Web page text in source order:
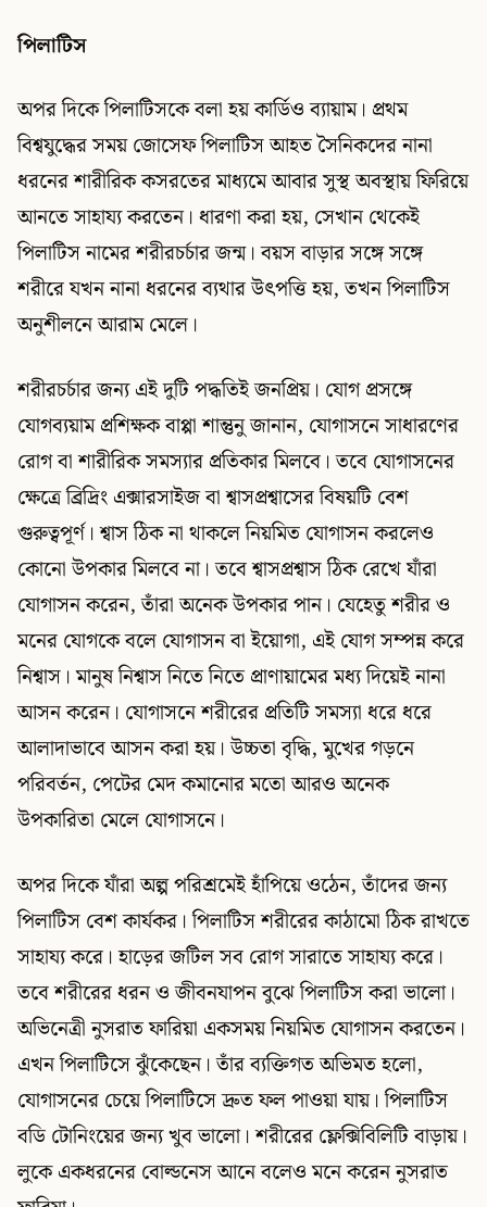
পিলাটিস
অপর দিকে পিলাটিসকে বলা হয় কার্ডিও ব্যায়াম। প্রথম
বিশ্বযুদ্ধের সময় জোসেফ পিলাটিস আহত সৈনিকদের নানা
ধরনের শারীরিক কসরতের মাধ্যমে আবার সুস্থ অবস্থায় ফিরিয়ে
আনতে সাহায্য করতেন। ধারণা করা হয়, সেখান থেকেই
পিলাটিস নামের শরীরচর্চার জন্ম। বয়স বাড়ার সঙ্গে সঙ্গে
শরীরে যখন নানা ধরনের ব্যথার উৎপত্তি হয়, তখন পিলাটিস
অনুশীলনে আরাম মেলে।
শরীরচর্চার জন্য এই দুটি পদ্ধতিই জনপ্রিয়। যোগ প্রসঙ্গে
যোগব্যয়াম প্রশিক্ষক বাপ্পা শান্তুনু জানান, যোগাসনে সাধারণের
রোগ বা শারীরিক সমস্যার প্রতিকার মিলবে। তবে যোগাসনের
ক্ষেত্রে ব্রিদ্রিং এক্সারসাইজ বা শ্বাসপ্রশ্বাসের বিষয়টি বেশ
গুরুত্বপূর্ণ। শ্বাস ঠিক না থাকলে নিয়মিত যোগাসন করলেও
কোনো উপকার মিলবে না। তবে শ্বাসপ্রশ্বাস ঠিক রেখে যাঁরা
যোগাসন করেন, তাঁরা অনেক উপকার পান। যেহেতু শরীর ও
মনের যোগকে বলে যোগাসন বা ইয়োগা, এই যোগ সম্পন্ন করে
নিশ্বাস। মানুষ নিশ্বাস নিতে নিতে প্রাণায়ামের মধ্য দিয়েই নানা
আসন করেন। যোগাসনে শরীরের প্রতিটি সমস্যা ধরে ধরে
আলাদাভাবে আসন করা হয়। উচ্চতা বৃদ্ধি, মুখের গড়নে
পরিবর্তন, পেটের মেদ কমানোর মতো আরও অনেক
উপকারিতা মেলে যোগাসনে।
অপর দিকে যাঁরা অল্প পরিশ্রমেই হাঁপিয়ে ওঠেন, তাঁদের জন্য
পিলাটিস বেশ কার্যকর। পিলাটিস শরীরের কাঠামো ঠিক রাখতে
সাহায্য করে। হাড়ের জটিল সব রোগ সারাতে সাহায্য করে।
তবে শরীরের ধরন ও জীবনযাপন বুঝে পিলাটিস করা ভালো।
অভিনেত্রী নুসরাত ফারিয়া একসময় নিয়মিত যোগাসন করতেন।
এখন পিলাটিসে ঝুঁকেছেন। তাঁর ব্যক্তিগত অভিমত হলো,
যোগাসনের চেয়ে পিলাটিসে দ্রুত ফল পাওয়া যায়। পিলাটিস
বডি টোনিংয়ের জন্য খুব ভালো। শরীরের ফ্লেক্সিবিলিটি বাড়ায়।
লুকে একধরনের বোল্ডনেস আনে বলেও মনে করেন নুসরাত